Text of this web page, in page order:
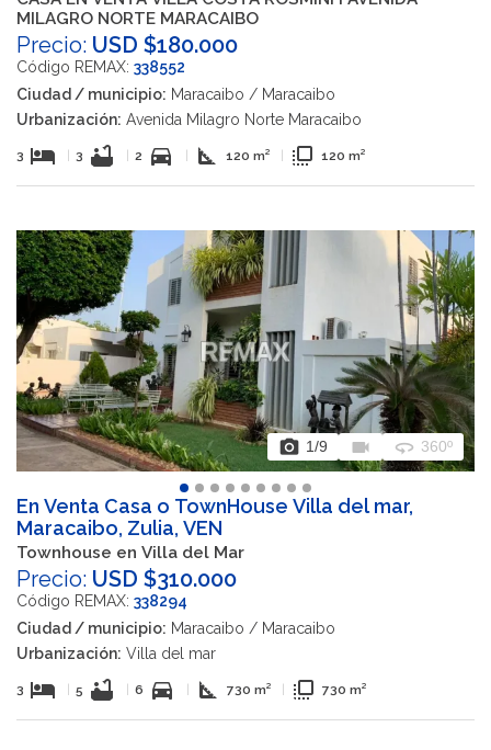
MILAGRO NORTE MARACAIBO
Precio: USD $180.000
Código REMAX: 338552
Ciudad / municipio: Maracaibo / Maracaibo
Urbanización: Avenida Milagro Norte Maracaibo
3 hotel 3 bathtub 2 directions_car square_foot 120 m² flip_to_front 120 m²
photo_camera 1/9 videocam 360 360º
En Venta Casa o TownHouse Villa del mar,
Maracaibo, Zulia, VEN
Townhouse en Villa del Mar
Precio: USD $310.000
Código REMAX: 338294
Ciudad / municipio: Maracaibo / Maracaibo
Urbanización: Villa del mar
3 hotel 5 bathtub 6 directions_car square_foot 730 m² flip_to_front 730 m²